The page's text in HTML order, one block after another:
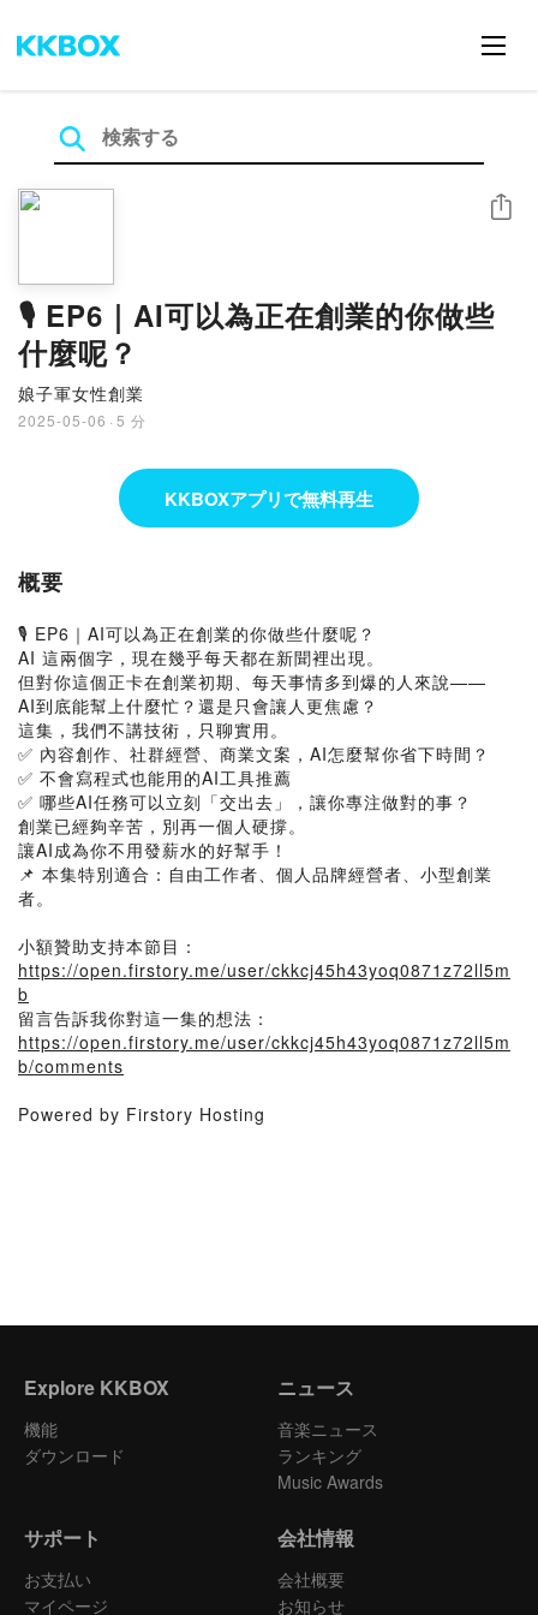
🎙 EP6｜AI可以為正在創業的你做些
什麼呢？
娘子軍女性創業
2025-05-06 · 5 分
シェア
KKBOXアプリで無料再生
概要
🎙 EP6｜AI可以為正在創業的你做些什麼呢？
AI 這兩個字，現在幾乎每天都在新聞裡出現。
但對你這個正卡在創業初期、每天事情多到爆的人來說——
AI到底能幫上什麼忙？還是只會讓人更焦慮？
這集，我們不講技術，只聊實用。
✅ 內容創作、社群經營、商業文案，AI怎麼幫你省下時間？
✅ 不會寫程式也能用的AI工具推薦
✅ 哪些AI任務可以立刻「交出去」，讓你專注做對的事？
創業已經夠辛苦，別再一個人硬撐。
讓AI成為你不用發薪水的好幫手！
📌 本集特別適合：自由工作者、個人品牌經營者、小型創業
者。
小額贊助支持本節目：
https://open.firstory.me/user/ckkcj45h43yoq0871z72ll5m
b
留言告訴我你對這一集的想法：
https://open.firstory.me/user/ckkcj45h43yoq0871z72ll5m
b/comments
Powered by Firstory Hosting
Explore KKBOX
機能
ダウンロード
ニュース
音楽ニュース
ランキング
Music Awards
サポート
お支払い
マイページ
会社情報
会社概要
お知らせ